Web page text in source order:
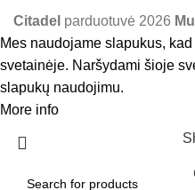
Citadel parduotuvė 2026
Mes naudojame slapukus,
svetainėje. Naršydami šioje
slapukų naudojimu.
More info